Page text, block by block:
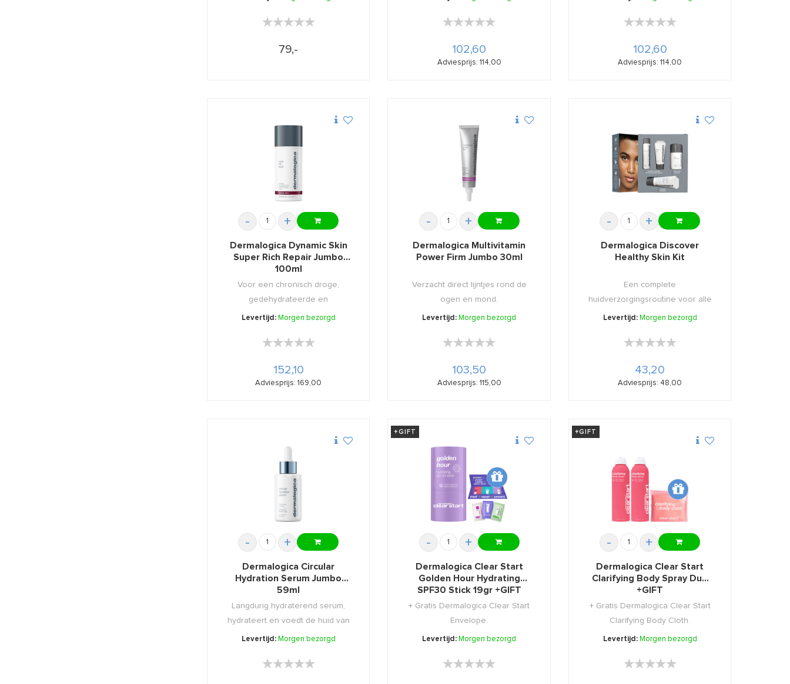
★★★★★
★★★★★
79,-
★★★★★
★★★★★
102,60
Adviesprijs: 114,00
★★★★★
★★★★★
102,60
Adviesprijs: 114,00
- +
Dermalogica Dynamic Skin
Super Rich Repair Jumbo
100ml
Voor een chronisch droge,
gedehydrateerde en
verouderende hu ...
Levertijd: Morgen bezorgd
★★★★★
★★★★★
152,10
Adviesprijs: 169,00
- +
Dermalogica Multivitamin
Power Firm Jumbo 30ml
Verzacht direct lijntjes rond de
ogen en mond.
Levertijd: Morgen bezorgd
★★★★★
★★★★★
103,50
Adviesprijs: 115,00
- +
Dermalogica Discover
Healthy Skin Kit
Een complete
huidverzorgingsroutine voor alle
huidtypes in 1 ...
Levertijd: Morgen bezorgd
★★★★★
★★★★★
43,20
Adviesprijs: 48,00
- +
Dermalogica Circular
Hydration Serum Jumbo
59ml
Langdurig hydraterend serum,
hydrateert en voedt de huid van
Levertijd: Morgen bezorgd
★★★★★
★★★★★
+GIFT
- +
Dermalogica Clear Start
Golden Hour Hydrating
SPF30 Stick 19gr +GIFT
+ Gratis Dermalogica Clear Start
Envelope.
Levertijd: Morgen bezorgd
★★★★★
★★★★★
+GIFT
- +
Dermalogica Clear Start
Clarifying Body Spray Duo
+GIFT
+ Gratis Dermalogica Clear Start
Clarifying Body Cloth.
Levertijd: Morgen bezorgd
★★★★★
★★★★★